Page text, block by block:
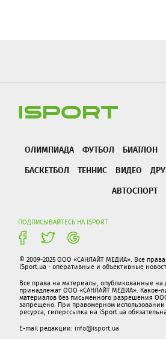
ОЛИМПИАДА ФУТБОЛ БИАТЛОН
БАСКЕТБОЛ
ТЕННИС ВИДЕО
АВТОСПОРТ
ПОДПИСЫВАЙТЕСЬ НА ISPORT
© 2009-2025 ООО «САНЛАЙТ МЕДИА». Все
iSport.ua - оперативные и объективные
Все права на материалы, опубликованные на
принадлежат ООО «САНЛАЙТ МЕДИА». Какое-
материалов без письменного разрешения
запрещено. При правомерном использовании
ресурса, гиперссылка на iSport.ua
E-mail редакции: info@isport.ua